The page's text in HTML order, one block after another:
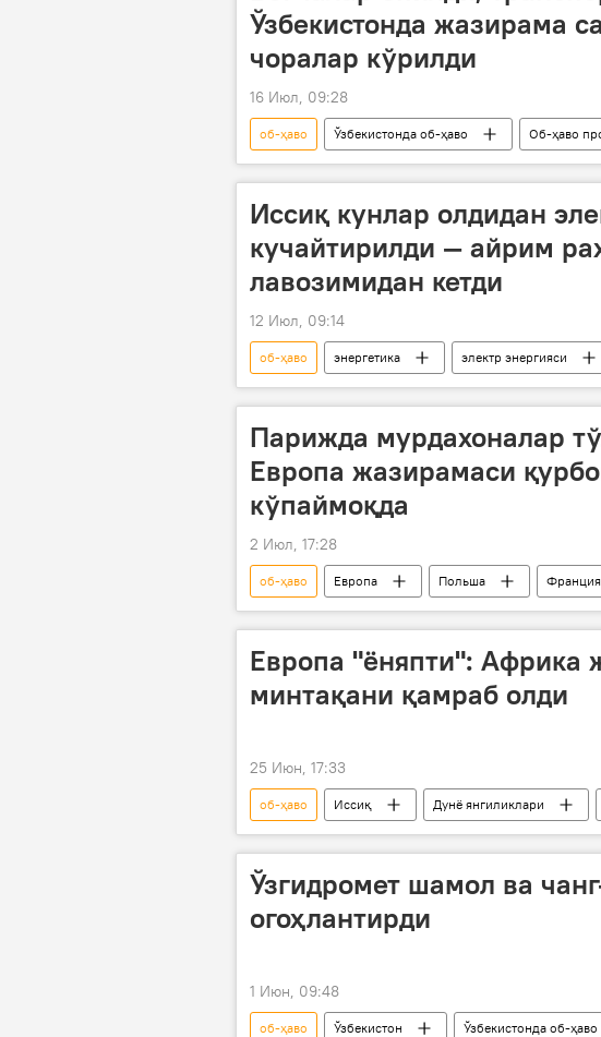
Ўзбекистонда жазирама
чоралар кўрилди
16 Июл, 09:28
об-ҳаво Ўзбекистонда об-ҳаво Об-ҳаво
Жамият
Ўзгидромет
Иссиқ кунлар олдидан
кучайтирилди — айрим
лавозимидан кетди
12 Июл, 09:14
об-ҳаво энергетика электр энергияси
Иссиқ
Ўзбекистон
Парижда мурдахоналар
Европа жазирамаси
кўпаймоқда
2 Июл, 17:28
об-ҳаво Европа Польша Франция
Дунё янгиликлари
Дунёда жазирама
Европа "ёняпти": Африка
минтақани қамраб олди
25 Июн, 17:33
об-ҳаво Иссиқ Дунё янгиликлари
Ўзгидромет шамол ва
огоҳлантирди
1 Июн, 09:48
об-ҳаво Ўзбекистон Ўзбекистонда об-ҳаво